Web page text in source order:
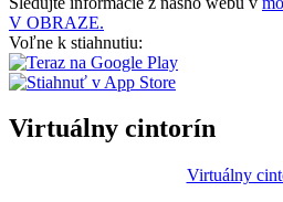
V OBRAZE.
Voľne k stiahnutiu:
Virtuálny cintorín
Virtuálny